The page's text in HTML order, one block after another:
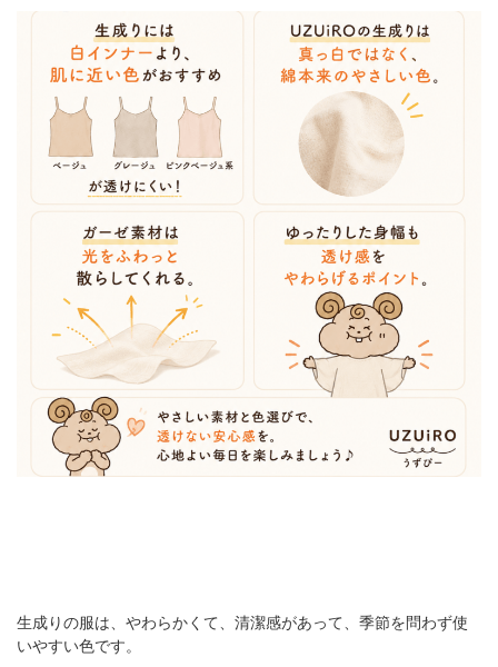
生成りの服は、やわらかくて、清潔感があって、季節を問わず使
いやすい色です。